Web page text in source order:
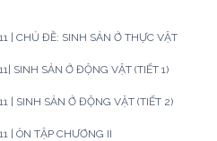
| CHỦ ĐỀ: SINH SẢN Ở THỰC VẬT
SINH SẢN Ở ĐỘNG VẬT (TIẾT 1)
| SINH SẢN Ở ĐỘNG VẬT (TIẾT 2)
| ÔN TẬP CHƯƠNG II